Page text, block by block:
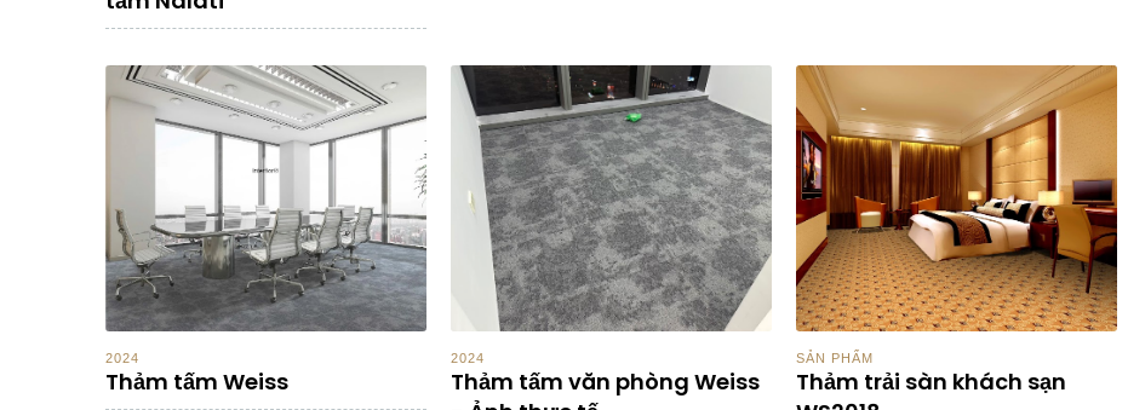
2024
Thảm tấm Weiss
2024
Thảm tấm văn phòng Weiss
SẢN PHẨM
Thảm trải sàn khách sạn